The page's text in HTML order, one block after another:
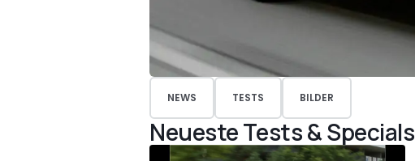
NEWS TESTS BILDER
Neueste Tests & Specials